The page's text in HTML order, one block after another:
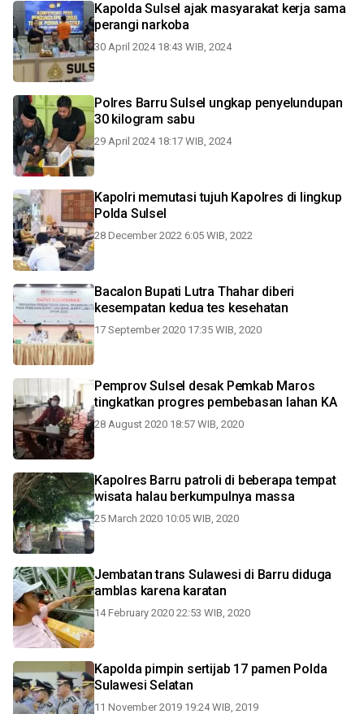
Kapolda Sulsel ajak masyarakat kerja sama
perangi narkoba
30 April 2024 18:43 WIB, 2024
Polres Barru Sulsel ungkap penyelundupan
30 kilogram sabu
29 April 2024 18:17 WIB, 2024
Kapolri memutasi tujuh Kapolres di lingkup
Polda Sulsel
28 December 2022 6:05 WIB, 2022
Bacalon Bupati Lutra Thahar diberi
kesempatan kedua tes kesehatan
17 September 2020 17:35 WIB, 2020
Pemprov Sulsel desak Pemkab Maros
tingkatkan progres pembebasan lahan KA
28 August 2020 18:57 WIB, 2020
Kapolres Barru patroli di beberapa tempat
wisata halau berkumpulnya massa
25 March 2020 10:05 WIB, 2020
Jembatan trans Sulawesi di Barru diduga
amblas karena karatan
14 February 2020 22:53 WIB, 2020
Kapolda pimpin sertijab 17 pamen Polda
Sulawesi Selatan
11 November 2019 19:24 WIB, 2019